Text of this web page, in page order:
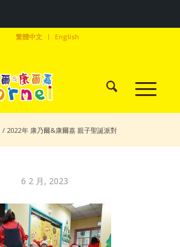
繁體中文 English
/ 2022年 康乃爾&康爾嘉 親子聖誕派對
6 2 月, 2023